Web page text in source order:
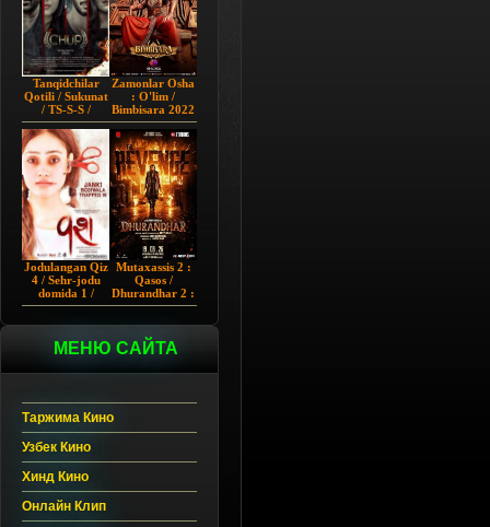
Tanqidchilar
Qotili / Sukunat
/ TS-S-S /
Jimjitlik
Ortidagi Sir /
Chup 2022 HD
Hind kino
Zamonlar Osha
: O'lim /
Bimbisara 2022
Hind kino
Uzbek tilida
Jodulangan Qiz
4 / Sehr-jodu
domida 1 /
Egallangan 1 /
Hind kino
Uzbek tilida
Mutaxassis 2 :
Qasos /
Dhurandhar 2 :
Intiqom 2026
МЕНЮ САЙТА
Таржима Кино
Узбек Кино
Хинд Кино
Онлайн Клип